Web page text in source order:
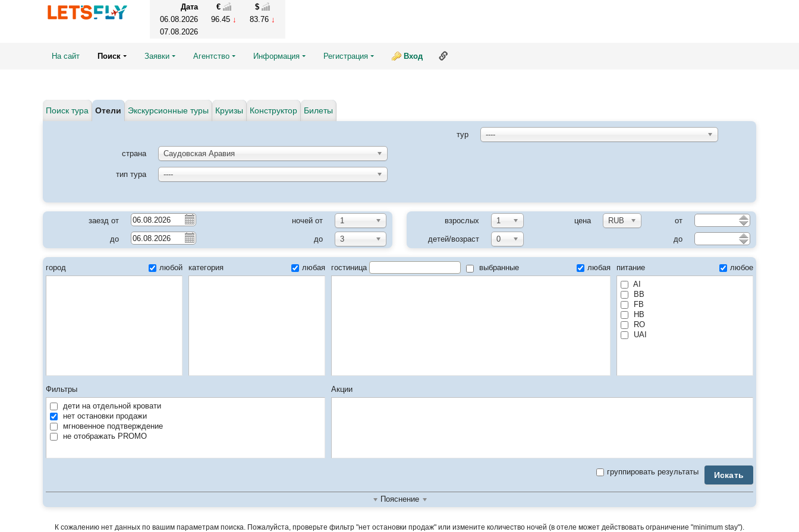
Дата €
$
06.08.2026
96.45
83.76
07.08.2026
На сайт Поиск Заявки Агентство Информация Регистрация Вход
Поиск тура Отели Экскурсионные туры Круизы Конструктор Билеты
страна Саудовская Аравия
тип тура ----
тур ----
заезд от ночей от 1
до до 3
взрослых 1 цена RUB от
детей/возраст 0 до
город любой категория любая гостиница выбранные любая питание
любое
AI
BB
FB
HB
RO
UAI
Фильтры
дети на отдельной кровати
нет остановки продажи
мгновенное подтверждение
не отображать PROMO
Акции
Искать
группировать результаты
Пояснение
К сожалению нет данных по вашим параметрам поиска. Пожалуйста, проверьте фильтр "нет остановки продаж" или измените количество ночей (в отеле может действовать ограничение "minimum stay").